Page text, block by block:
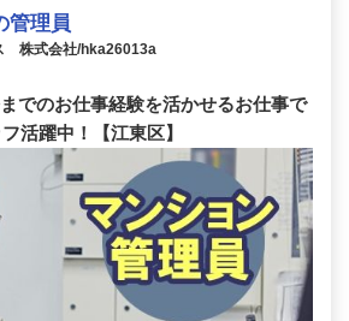
管理員
株式会社/hka26013a
でのお仕事経験を活かせるお仕事で
活躍中！【江東区】